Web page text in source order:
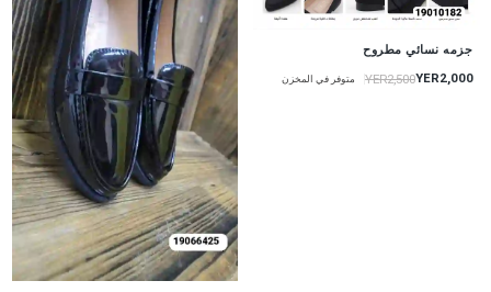
جزمه نسائي مطروح
YER2,000
YER2,500 متوفر في المخزن